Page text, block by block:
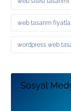
web tasarım
wordpress web